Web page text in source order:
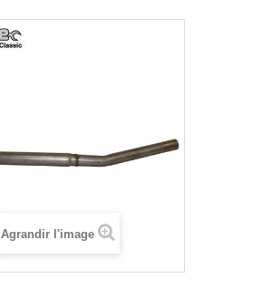
Agrandir l'image